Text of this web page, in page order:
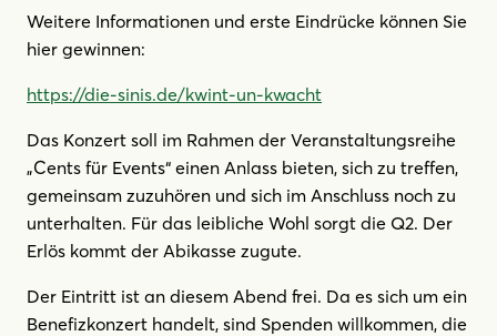
Weitere Informationen und erste Eindrücke können Sie
hier gewinnen:
https://die-sinis.de/kwint-un-kwacht
Das Konzert soll im Rahmen der Veranstaltungsreihe
„Cents für Events“ einen Anlass bieten, sich zu treffen,
gemeinsam zuzuhören und sich im Anschluss noch zu
unterhalten. Für das leibliche Wohl sorgt die Q2. Der
Erlös kommt der Abikasse zugute.
Der Eintritt ist an diesem Abend frei. Da es sich um ein
Benefizkonzert handelt, sind Spenden willkommen, die